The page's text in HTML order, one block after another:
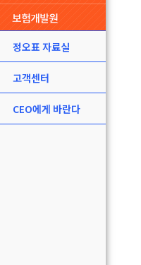
정오표 자료실
고객센터
CEO에게 바란다